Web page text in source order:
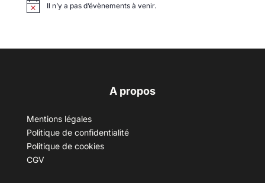
Il n’y a pas d’évènements à venir.
A propos
Mentions légales
Politique de confidentialité
Politique de cookies
CGV